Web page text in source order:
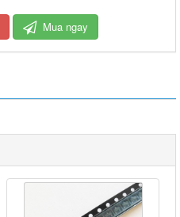
Mua ngay